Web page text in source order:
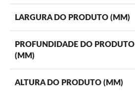
LARGURA DO PRODUTO (MM)
PROFUNDIDADE DO PRODUTO
(MM)
ALTURA DO PRODUTO (MM)